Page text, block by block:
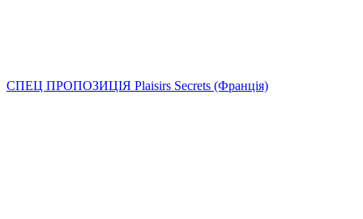
СПЕЦ ПРОПОЗИЦІЯ Plaisirs Secrets (Франція)